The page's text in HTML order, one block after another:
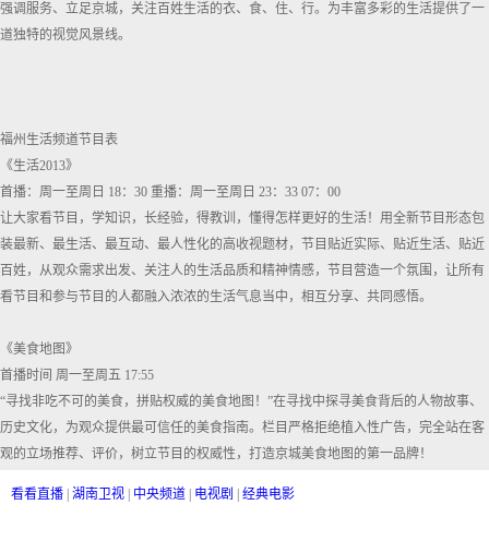
强调服务、立足京城，关注百姓生活的衣、食、住、行。为丰富多彩的生活提供了一
道独特的视觉风景线。
福州生活频道节目表
《生活2013》
首播：周一至周日 18：30 重播：周一至周日 23：33 07：00
让大家看节目，学知识，长经验，得教训，懂得怎样更好的生活！用全新节目形态包
装最新、最生活、最互动、最人性化的高收视题材，节目贴近实际、贴近生活、贴近
百姓，从观众需求出发、关注人的生活品质和精神情感，节目营造一个氛围，让所有
看节目和参与节目的人都融入浓浓的生活气息当中，相互分享、共同感悟。
《美食地图》
首播时间 周一至周五 17:55
“寻找非吃不可的美食，拼贴权威的美食地图！”在寻找中探寻美食背后的人物故事、
历史文化，为观众提供最可信任的美食指南。栏目严格拒绝植入性广告，完全站在客
观的立场推荐、评价，树立节目的权威性，打造京城美食地图的第一品牌！
看看直播 湖南卫视 中央频道 电视剧 经典电影